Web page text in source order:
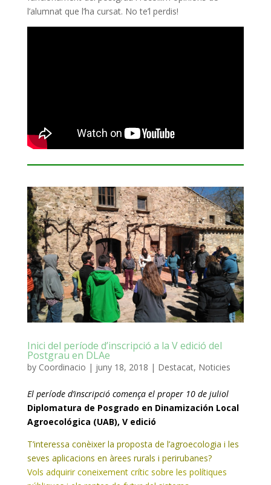
l’alumnat que l’ha cursat. No te’l perdis!
Inici del període d’inscripció a la V edició del
Postgrau en DLAe
by Coordinacio | juny 18, 2018 | Destacat, Noticies
El període d’inscripció comença el proper 10 de juliol
Diplomatura de Posgrado en Dinamización Local
Agroecológica (UAB), V edició
T’interessa conèixer la proposta de l’agroecologia i les
seves aplicacions en àrees rurals i perirubanes?
Vols adquirir coneixement crític sobre les polítiques